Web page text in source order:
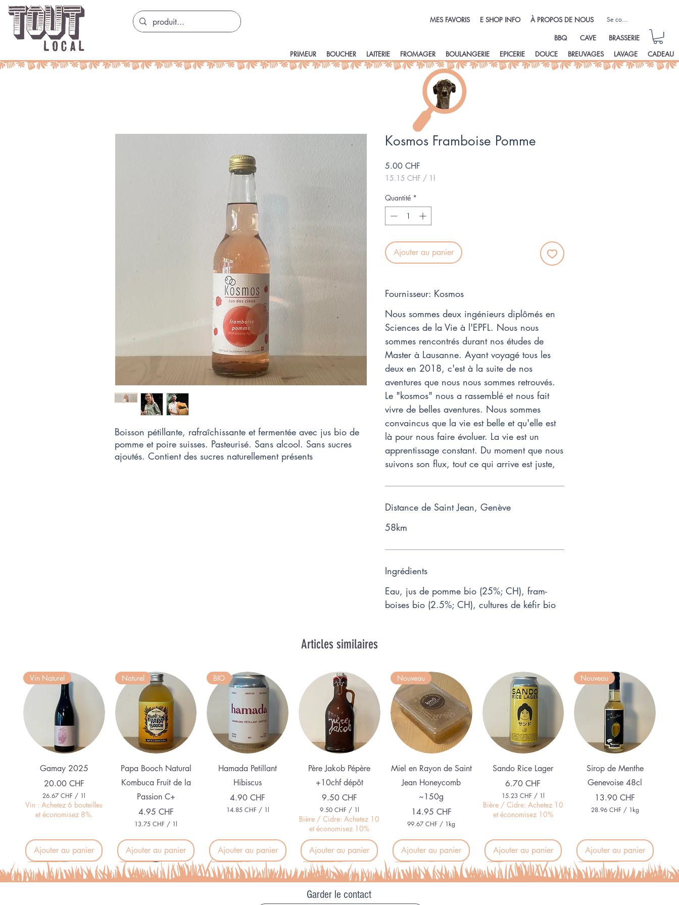
MES FAVORIS E SHOP INFO À PROPOS DE NOUS Se connecter
BBQ CAVE
BRASSERIE
PRIMEUR
BOUCHER LAITERIE FROMAGER BOULANGERIE EPICERIE DOUCE BREUVAGES LAVAGE CADEAU
Boisson pétillante, rafraîchissante et fermentée avec jus bio de
pomme et poire suisses. Pasteurisé. Sans alcool. Sans sucres
ajoutés. Contient des sucres naturellement présents
Kosmos Framboise Pomme
5.00 CHF
15.15 CHF / 1l
pour
1
Litre
Quantité *
Ajouter au panier
Fournisseur: Kosmos
Nous sommes deux ingénieurs diplômés en
Sciences de la Vie à l'EPFL. Nous nous
sommes rencontrés durant nos études de
Master à Lausanne. Ayant voyagé tous les
deux en 2018, c'est à la suite de nos
aventures que nous nous sommes retrouvés.
Le "kosmos" nous a rassemblé et nous fait
vivre de belles aventures. Nous sommes
convaincus que la vie est belle et qu'elle est
là pour nous faire évoluer. La vie est un
apprentissage constant. Du moment que nous
suivons son flux, tout ce qui arrive est juste,
Distance de Saint Jean, Genève
58km
Ingrédients
Eau, jus de pomme bio (25%; CH), fram-
boises bio (2.5%; CH), cultures de kéfir bio
Articles similaires
Aperçu rapide
Vin Naturel
Gamay 2025
Prix
20.00 CHF
26.67 CHF / 1l
2
6
.
C
H
F
p
a
Vin : Achetez 6 bouteilles
et économisez 8%.
Ajouter au panier
Aperçu rapide
Naturel
Papa Booch Natural
Kombuca Fruit de la
Passion C+
Prix
4.95 CHF
13.75 CHF / 1l
3
.
5
C
Ajouter au panier
Aperçu rapide
BIO
Hamada Petillant
Hibiscus
Prix
4.90 CHF
14.85 CHF / 1l
8
5
C
H
F
Ajouter au panier
Aperçu rapide
Père Jakob Pépère
+10chf dépôt
Prix
9.50 CHF
9.50 CHF / 1l
9
.
5
0
F
p
a
r
Bière / Cidre: Achetez 10
et économisez 10%
Ajouter au panier
Aperçu rapide
Nouveau
Miel en Rayon de Saint
Jean Honeycomb
~150g
Prix
14.95 CHF
99.67 CHF / 1kg
9
.
7
C
Ajouter au panier
Aperçu rapide
Sando Rice Lager
Prix
6.70 CHF
15.23 CHF / 1l
1
5
.
C
H
F
p
a
Bière / Cidre: Achetez 10
et économisez 10%
Ajouter au panier
Aperçu rapide
Nouveau
Sirop de Menthe
Genevoise 48cl
Prix
13.90 CHF
28.96 CHF / 1kg
9
6
C
H
F
Ajouter au panier
Nouveau Nouveau Nouveau Nouveau BIO BIO Sans Alcool
Nouveau
Garder le contact